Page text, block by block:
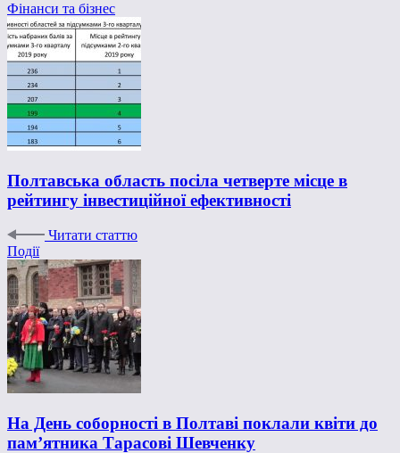
Фінанси та бізнес
Полтавська область посіла четверте місце в
рейтингу інвестиційної ефективності
Читати статтю
Події
На День соборності в Полтаві поклали квіти до
пам’ятника Тарасові Шевченку